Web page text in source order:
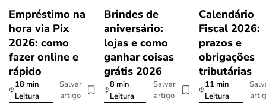
Empréstimo na
hora via Pix
2026: como
fazer online e
rápido
18 min
Leitura
Salvar
artigo
Brindes de
aniversário:
lojas e como
ganhar coisas
grátis 2026
8 min
Leitura
Salvar
artigo
Calendário
Fiscal 2026:
prazos e
obrigações
tributárias
11 min
Leitura